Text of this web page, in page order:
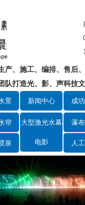
产、施工、编排、售后
队打造光、影、声科技
景 新闻中心 成
帘
泉
大型激光水幕
电影
瀑
人